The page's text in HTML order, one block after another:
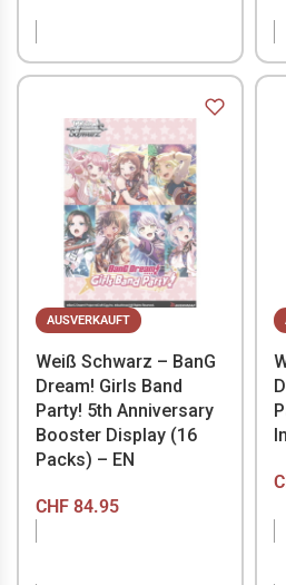
AUSVERKAUFT
Weiß Schwarz – BanG
Dream! Girls Band
Party! 5th Anniversary
Booster Display (16
Packs) – EN
CHF 84.95